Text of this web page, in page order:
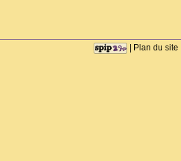
Plan du site